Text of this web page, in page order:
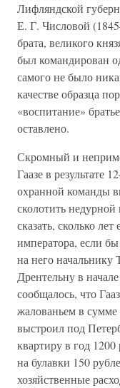
Лифляндской
Е. Г. Числовой
брата, великого
был командирован
самого не было
качестве образца
«воспитание»
оставлено.
Скромный и
Гаазе в результате
охранной команды
сколотить
сказать, сколько
императора, если
на него начальнику
Дрентельну в
сообщалось, что
жалованьем в
выстроил под
квартиру в год
на булавки 150
хозяйственные